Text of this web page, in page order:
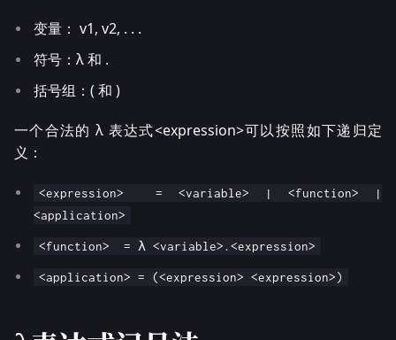
变量： v1, v2, . . .
符号：λ 和 .
括号组：( 和 )
一个合法的 λ 表达式<expression>可以按照如下递归定
义：
<expression> = <variable> | <function> |
<application>
<function> = λ <variable>.<expression>
<application> = (<expression> <expression>)